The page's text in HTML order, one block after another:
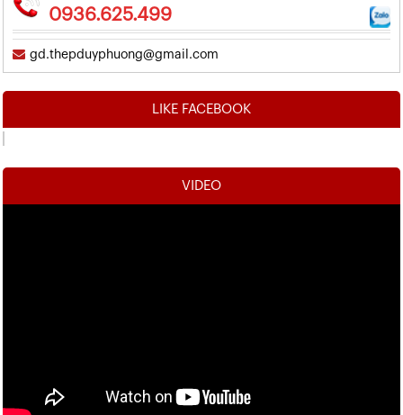
0936.625.499
gd.thepduyphuong@gmail.com
LIKE FACEBOOK
VIDEO